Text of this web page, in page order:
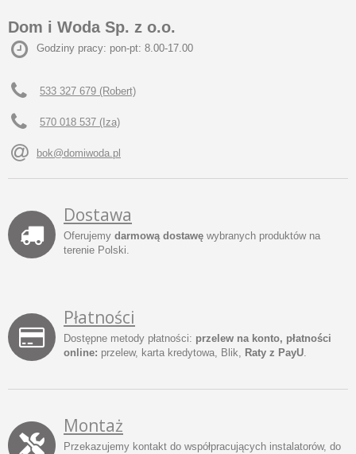
Dom i Woda Sp. z o.o.
Godziny pracy: pon-pt: 8.00-17.00
533 327 679 (Robert)
570 018 537 (Iza)
bok@domiwoda.pl
Dostawa
Oferujemy darmową dostawę wybranych produktów na
terenie Polski.
Płatności
Dostępne metody płatności: przelew na konto, płatności
online: przelew, karta kredytowa, Blik, Raty z PayU.
Montaż
Przekazujemy kontakt do współpracujących instalatorów, do